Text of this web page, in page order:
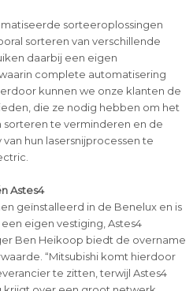
sorteeroplossingen
sorteren van verschillende
daarbij een eigen
complete automatisering
kunnen we onze klanten de
die ze nodig hebben om het
te verminderen en de
hun lasersnijprocessen te
Astes4
geïnstalleerd in de Benelux en is
eigen vestiging, Astes4
Ben Heikoop biedt de overname
“Mitsubishi komt hierdoor
te zitten, terwijl Astes4